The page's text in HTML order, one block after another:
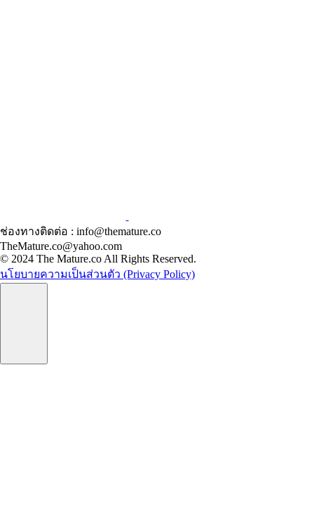
ช่องทางติดต่อ : info@themature.co
TheMature.co@yahoo.com
© 2024 The Mature.co All Rights Reserved.
นโยบายความเป็นส่วนตัว (Privacy Policy)